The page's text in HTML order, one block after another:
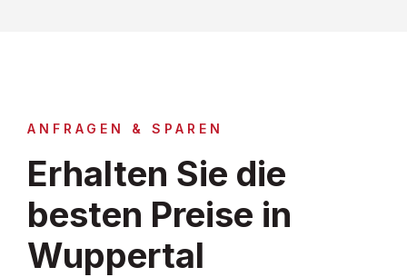
ANFRAGEN & SPAREN
Erhalten Sie die
besten Preise in
Wuppertal